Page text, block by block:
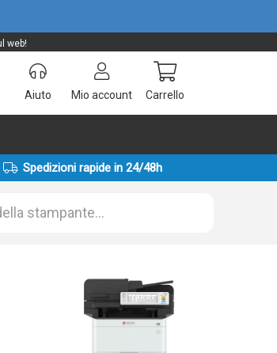
web!
Aiuto Mio account Carrello
Spedizioni rapide in 24/48h